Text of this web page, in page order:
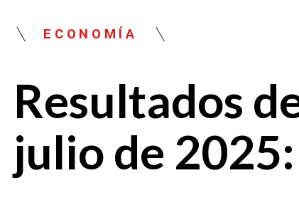
ECONOMÍA
Resultados
julio de